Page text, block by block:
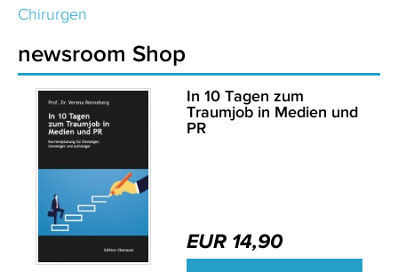
Chirurgen
newsroom Shop
In 10 Tagen zum
Traumjob in Medien und
PR
EUR 14,90